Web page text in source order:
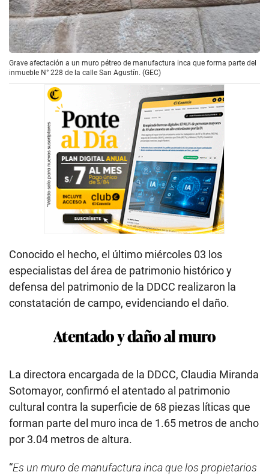
Grave afectación a un muro pétreo de manufactura inca que forma parte del
inmueble N° 228 de la calle San Agustín. (GEC)
Conocido el hecho, el último miércoles 03 los
especialistas del área de patrimonio histórico y
defensa del patrimonio de la DDCC realizaron la
constatación de campo, evidenciando el daño.
Atentado y daño al muro
La directora encargada de la DDCC, Claudia Miranda
Sotomayor, confirmó el atentado al patrimonio
cultural contra la superficie de 68 piezas líticas que
forman parte del muro inca de 1.65 metros de ancho
por 3.04 metros de altura.
“Es un muro de manufactura inca que los propietarios